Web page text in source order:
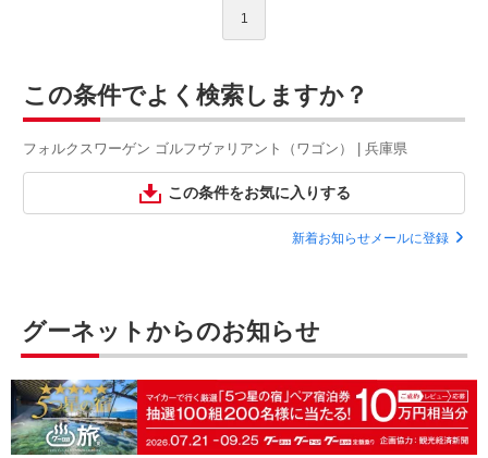
1
この条件でよく検索しますか？
フォルクスワーゲン ゴルフヴァリアント（ワゴン） | 兵庫県
この条件をお気に入りする
新着お知らせメールに登録
グーネットからのお知らせ